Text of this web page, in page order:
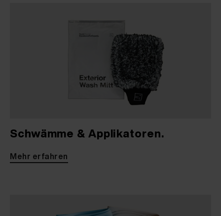
Schwämme & Applikatoren.
Mehr erfahren